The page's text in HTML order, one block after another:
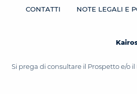
CONTATTI NOTE LEGALI E
Si prega di consultare il Prospetto e/o